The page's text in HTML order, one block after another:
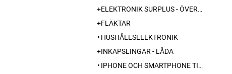
ELEKTRONIK SURPLUS - ÖVERSKOTT
FLÄKTAR
HUSHÅLLSELEKTRONIK
INKAPSLINGAR - LÅDA
IPHONE OCH SMARTPHONE TILLBEHÖR